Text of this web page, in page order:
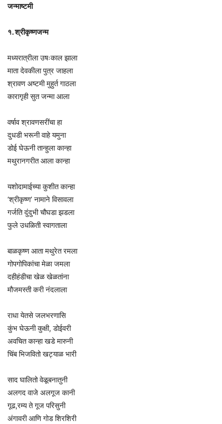
जन्माष्टमी
१. श्रीकृष्णजन्म
मध्यरात्रीला उषःकाल झाला
माता देवकीला पुत्र जाहला
श्रावण अष्टमी मुहुर्त गाठला
कारागृही सुत जन्मा आला
वर्षाव श्रावणसरींचा हा
दुधडी भरूनी वाहे यमुना
डोई घेऊनी तान्हुला कान्हा
मथुरानगरीत आला कान्हा
यशोदामाईच्या कुशीत कान्हा
‘श्रीकृष्ण’ नामाने विसावला
गर्जति दुंदुभी चौघडा झडला
फुले उधळिती स्वागताला
बाळकृष्ण आता मथुरेत रमला
गोपगोपिकांचा मेळा जमला
दहीहंडीचा खेळ खेळतांना
मौजमस्ती करी नंदलाला
राधा येतसे जलभरणासि
कुंभ घेऊनी कुक्षी, डोईवरी
अवचित कान्हा खडे मारुनी
चिंब भिजवितो खट्याळ भारी
साद घालितो वेळूबनातुनी
अलगद वाजे अलगूज कानी
गूढ,रम्य ते गूज परिसुनी
अंगावरी आणि गोड शिरशिरी